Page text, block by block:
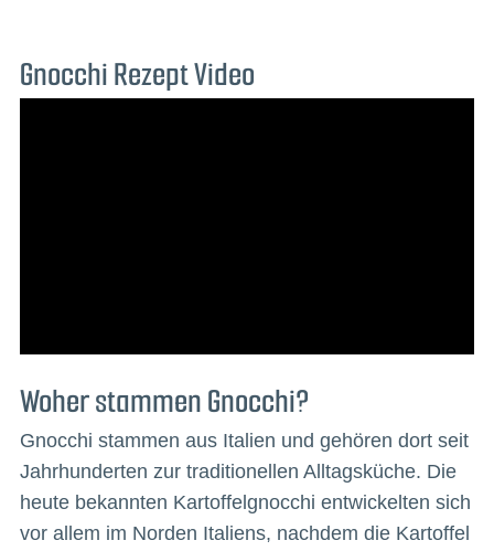
Gnocchi Rezept Video
Woher stammen Gnocchi?
Gnocchi stammen aus Italien und gehören dort seit
Jahrhunderten zur traditionellen Alltagsküche. Die
heute bekannten Kartoffelgnocchi entwickelten sich
vor allem im Norden Italiens, nachdem die Kartoffel